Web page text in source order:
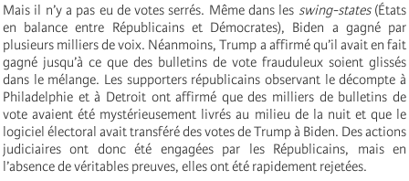
Mais il n’y a pas eu de votes serrés. Même dans les swing-states(États
en balance entre Républicains et Démocrates), Biden a gagné par
plusieurs milliers de voix. Néanmoins, Trump a affirmé qu’il avait en fait
gagné jusqu’à ce que des bulletins de vote frauduleux soient glissés
dans le mélange. Les supporters républicains observant le décompte à
Philadelphie et à Detroit ont affirmé que des milliers de bulletins de
vote avaient été mystérieusement livrés au milieu de la nuit et que le
logiciel électoral avait transféré des votes de Trump à Biden. Des actions
judiciaires ont donc été engagées par les Républicains, mais en
l’absence de véritables preuves, elles ont été rapidement rejetées.